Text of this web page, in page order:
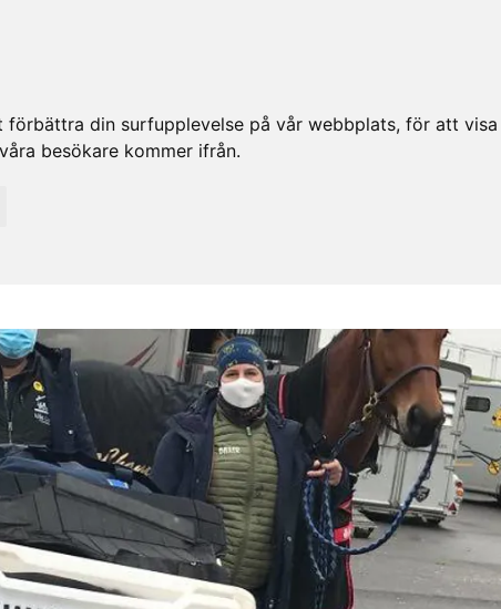
din surfupplevelse på vår webbplats, för att
besökare kommer ifrån.